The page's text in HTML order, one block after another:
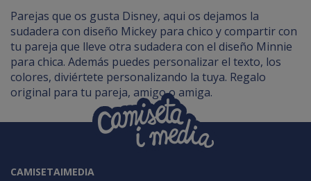
Parejas que os gusta Disney, aqui os dejamos la
sudadera con diseño Mickey para chico y compartir con
tu pareja que lleve otra sudadera con el diseño Minnie
para chica. Además puedes personalizar el texto, los
colores, diviértete personalizando la tuya. Regalo
original para tu pareja, amigo o amiga.
CAMISETAIMEDIA